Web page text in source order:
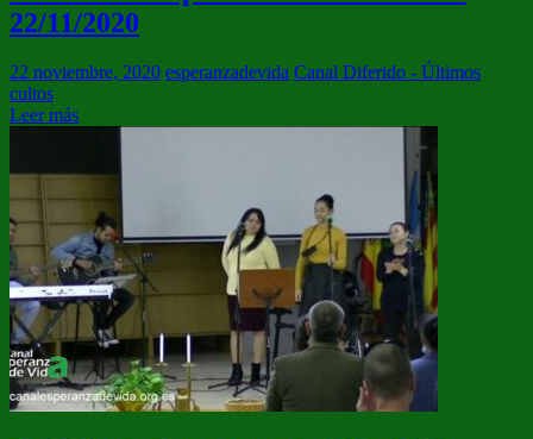
22/11/2020
22 noviembre, 2020 esperanzadevida Canal Diferido - Últimos
cultos
Leer más